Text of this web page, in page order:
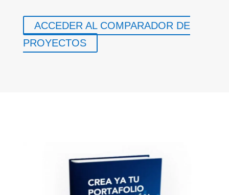
ACCEDER AL COMPARADOR DE
PROYECTOS